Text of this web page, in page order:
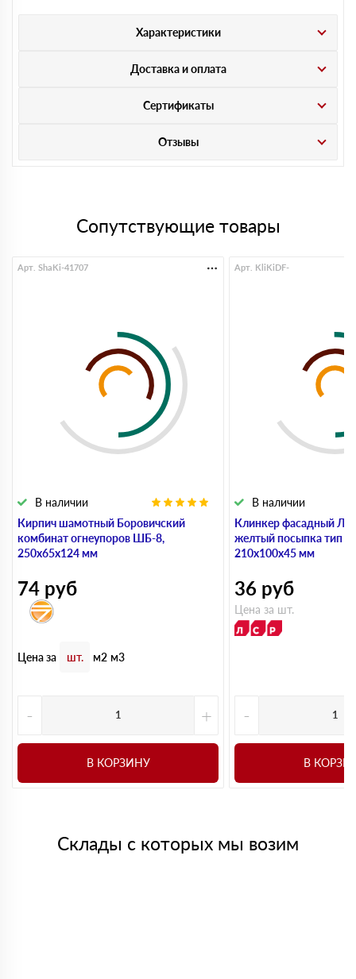
Характеристики
Доставка и оплата
Сертификаты
Отзывы
Сопутствующие товары
Кирпич шамотный Боровичский
комбинат огнеупоров ШБ-8,
250х65х124 мм
В наличии
Арт. ShaKi-41707
74 руб
Цена за шт. м2 м3
- +
В КОРЗИНУ
Клинкер фасадный
желтый посыпка тип
210х100х45 мм
В наличии
Арт. KliKiDF-
36 руб
Цена за шт.
-
В
Склады с которых мы возим